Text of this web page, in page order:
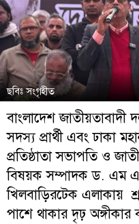
ছবিঃ সংগৃহীত
বাংলাদেশ
সদস্য প্রার্থী এবং ঢাকা
প্রতিষ্ঠাতা সভাপতি ও
বিষয়ক সম্পাদক ড. এম এ
খিলবাড়িরটেক এলাকায়
পাশে থাকার দৃঢ়